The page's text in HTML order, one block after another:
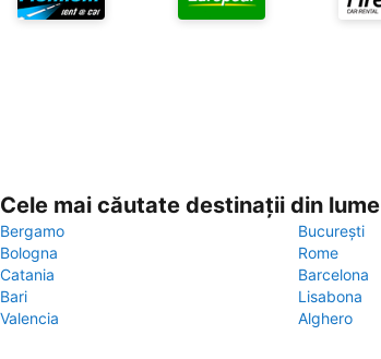
Cele mai căutate destinații din lume
Bergamo
București
Bologna
Rome
Catania
Barcelona
Bari
Lisabona
Valencia
Alghero